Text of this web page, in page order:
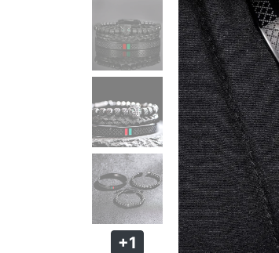
PULSEIRA MAGNÉTICA
PULSEIRA DE SILICONE MASCULINA
KIT PULSEIRA MASCULINA
ANÉIS MASCULINOS
ANÉIS DE AÇO
ANÉIS DE TUGSTÊNIO
ANÉIS MAGNÉTICOS DE COBRE
+1